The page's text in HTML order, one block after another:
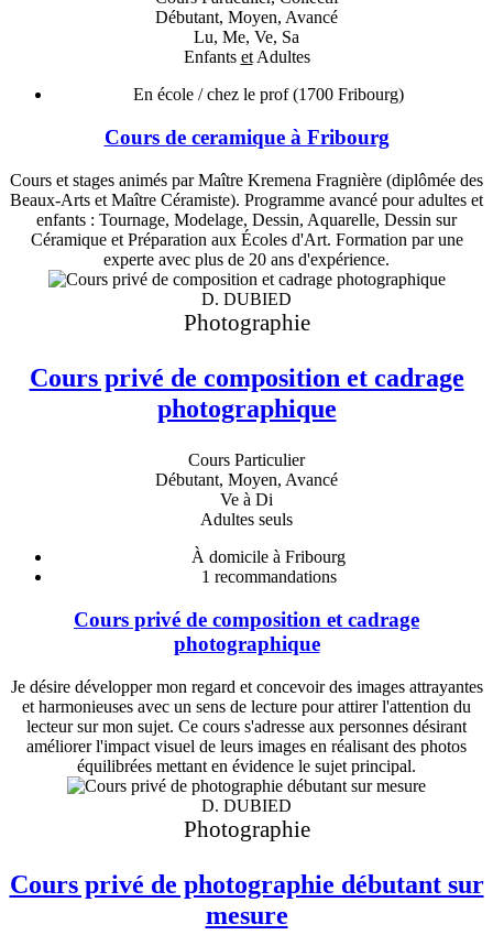
Débutant, Moyen, Avancé
Lu, Me, Ve, Sa
Enfants etAdultes
En école / chez le prof(1700 Fribourg)
Cours de ceramique à Fribourg
Cours et stages animés par Maître Kremena Fragnière (diplômée des
Beaux-Arts et Maître Céramiste). Programme avancé pour adultes et
enfants : Tournage, Modelage, Dessin, Aquarelle, Dessin sur
Céramique et Préparation aux Écoles d'Art. Formation par une
experte avec plus de 20 ans d'expérience.
D. DUBIED
Photographie
Cours privé de composition et cadrage
photographique
Cours Particulier
Débutant, Moyen, Avancé
Ve à Di
Adultes seuls
À domicile à Fribourg
1 recommandations
Cours privé de composition et cadrage
photographique
Je désire développer mon regard et concevoir des images attrayantes
et harmonieuses avec un sens de lecture pour attirer l'attention du
lecteur sur mon sujet. Ce cours s'adresse aux personnes désirant
améliorer l'impact visuel de leurs images en réalisant des photos
équilibrées mettant en évidence le sujet principal.
D. DUBIED
Photographie
Cours privé de photographie débutant sur
mesure